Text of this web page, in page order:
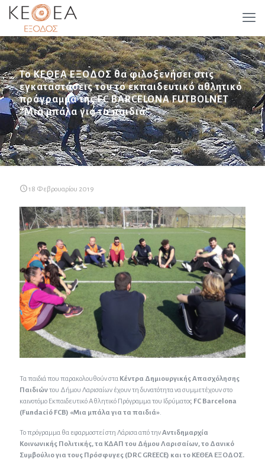
Το ΚΕΘΕΑ ΕΞΟΔΟΣ θα φιλοξενήσει στις
εγκαταστάσεις του το εκπαιδευτικό αθλητικό
πρόγραμμα της FC BARCELONA FUTBOLNET
“Μια μπάλα για τα παιδιά”.
18 Φεβρουαρίου 2019
Τα παιδιά που παρακολουθούν στα Κέντρα Δημιουργικής Απασχόλησης
Παιδιώντου Δήμου Λαρισαίων έχουν τη δυνατότητα να συμμετέχουν στο
καινοτόμο Εκπαιδευτικό Αθλητικό Πρόγραμμα του Ιδρύματος FC Barcelona
(Fundació FCB) «Μια μπάλα για τα παιδιά».
Το πρόγραμμα θα εφαρμοστεί στη Λάρισα από τηνΑντιδημαρχία
Κοινωνικής Πολιτικής, τα ΚΔΑΠ του Δήμου Λαρισαίων, το Δανικό
Συμβούλιο για τους Πρόσφυγες (DRC GREECE) και το ΚΕΘΕΑ ΕΞΟΔΟΣ.